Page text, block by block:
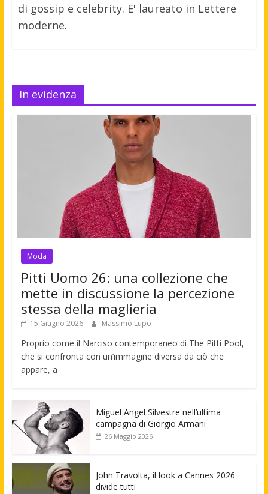
di gossip e celebrity. E' laureato in Lettere
moderne.
In evidenza
Moda
Pitti Uomo 26: una collezione che
mette in discussione la percezione
stessa della maglieria
15 Giugno 2026 Massimo Lupo
Proprio come il Narciso contemporaneo di The Pitti Pool,
che si confronta con un’immagine diversa da ciò che
appare, a
Miguel Angel Silvestre nell’ultima
campagna di Giorgio Armani
26 Maggio 2026
John Travolta, il look a Cannes 2026
divide tutti